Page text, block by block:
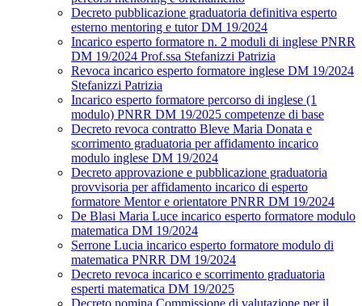
Decreto pubblicazione graduatoria definitiva esperto
esterno mentoring e tutor DM 19/2024
Incarico esperto formatore n. 2 moduli di inglese PNRR
DM 19/2024 Prof.ssa Stefanizzi Patrizia
Revoca incarico esperto formatore inglese DM 19/2024
Stefanizzi Patrizia
Incarico esperto formatore percorso di inglese (1
modulo) PNRR DM 19/2025 competenze di base
Decreto revoca contratto Bleve Maria Donata e
scorrimento graduatoria per affidamento incarico
modulo inglese DM 19/2024
Decreto approvazione e pubblicazione graduatoria
provvisoria per affidamento incarico di esperto
formatore Mentor e orientatore PNRR DM 19/2024
De Blasi Maria Luce incarico esperto formatore modulo
matematica DM 19/2024
Serrone Lucia incarico esperto formatore modulo di
matematica PNRR DM 19/2024
Decreto revoca incarico e scorrimento graduatoria
esperti matematica DM 19/2025